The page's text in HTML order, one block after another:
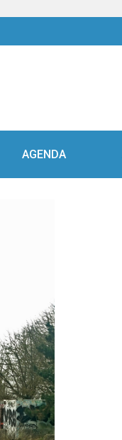
AGENDA